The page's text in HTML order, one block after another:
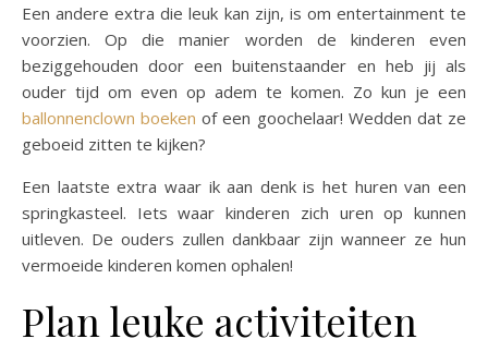
Een andere extra die leuk kan zijn, is om entertainment te
voorzien. Op die manier worden de kinderen even
beziggehouden door een buitenstaander en heb jij als
ouder tijd om even op adem te komen. Zo kun je een
ballonnenclown boeken of een goochelaar! Wedden dat ze
geboeid zitten te kijken?
Een laatste extra waar ik aan denk is het huren van een
springkasteel. Iets waar kinderen zich uren op kunnen
uitleven. De ouders zullen dankbaar zijn wanneer ze hun
vermoeide kinderen komen ophalen!
Plan leuke activiteiten